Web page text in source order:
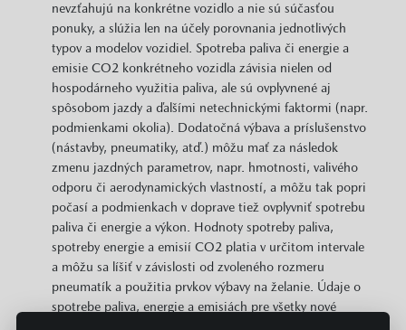
nevzťahujú na konkrétne vozidlo a nie sú súčasťou
ponuky, a slúžia len na účely porovnania jednotlivých
typov a modelov vozidiel. Spotreba paliva či energie a
emisie CO2 konkrétneho vozidla závisia nielen od
hospodárneho využitia paliva, ale sú ovplyvnené aj
spôsobom jazdy a ďalšími netechnickými faktormi (napr.
podmienkami okolia). Dodatočná výbava a príslušenstvo
(nástavby, pneumatiky, atď.) môžu mať za následok
zmenu jazdných parametrov, napr. hmotnosti, valivého
odporu či aerodynamických vlastností, a môžu tak popri
počasí a podmienkach v doprave tiež ovplyvniť spotrebu
paliva či energie a výkon. Hodnoty spotreby paliva,
spotreby energie a emisií CO2 platia v určitom intervale
a môžu sa líšiť v závislosti od zvoleného rozmeru
pneumatík a použitia prvkov výbavy na želanie. Údaje o
spotrebe paliva, energie a emisiách pre všetky nové